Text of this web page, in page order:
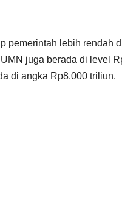
pemerintah lebih rendah
juga berada di level
di angka Rp8.000 triliun.